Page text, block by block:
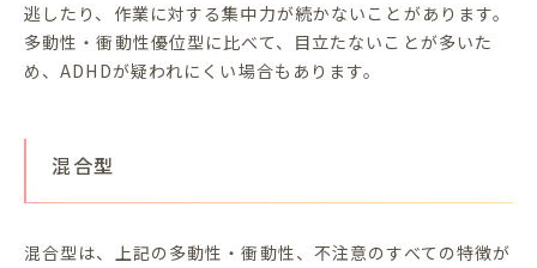
逃したり、作業に対する集中力が続かないことがあります。
多動性・衝動性優位型に比べて、目立たないことが多いた
め、ADHDが疑われにくい場合もあります。
混合型
混合型は、上記の多動性・衝動性、不注意のすべての特徴が